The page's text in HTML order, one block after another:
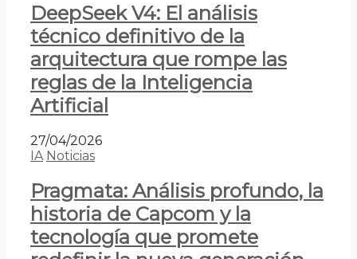
DeepSeek V4: El análisis
técnico definitivo de la
arquitectura que rompe las
reglas de la Inteligencia
Artificial
27/04/2026
IA Noticias
Pragmata: Análisis profundo, la
historia de Capcom y la
tecnología que promete